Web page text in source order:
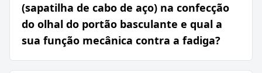
(sapatilha de cabo de aço) na confecção
do olhal do portão basculante e qual a
sua função mecânica contra a fadiga?